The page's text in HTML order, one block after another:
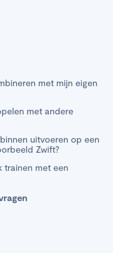
met mijn eigen
met andere
uitvoeren op een
Zwift?
trainen met een